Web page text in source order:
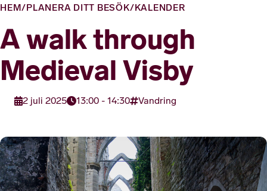
HEM/PLANERA DITT BESÖK/KALENDER
A walk through
Medieval Visby
2 juli 2025 13:00 - 14:30 Vandring